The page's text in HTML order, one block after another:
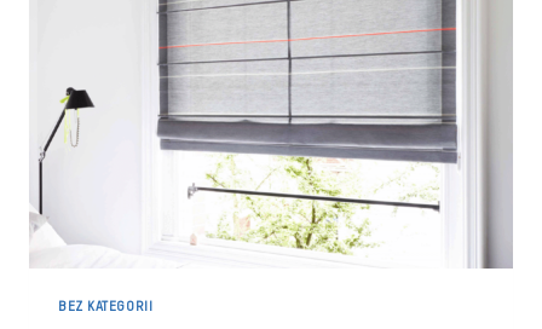
WYBRAĆ
SWOJEGO
WNĘTRZA?
BEZ KATEGORII